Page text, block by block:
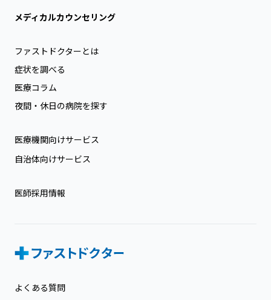
メディカルカウンセリング
ファストドクターとは
症状を調べる
医療コラム
夜間・休日の病院を探す
医療機関向けサービス
自治体向けサービス
医師採用情報
よくある質問